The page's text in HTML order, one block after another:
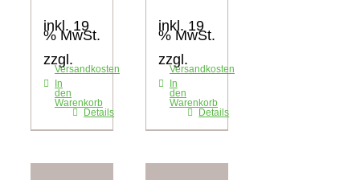
inkl. 19
% MwSt.
zzgl.
Versandkosten
In
den
Warenkorb
Details
inkl. 19
% MwSt.
zzgl.
Versandkosten
In
den
Warenkorb
Details